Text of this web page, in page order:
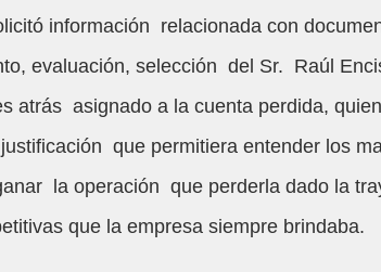
información  relacionada con
evaluación, selección  del Sr.  Raúl
atrás  asignado a la cuenta perdida,
que permitiera entender los
la operación  que perderla dado la
que la empresa siempre brindaba.